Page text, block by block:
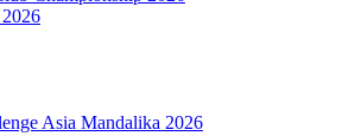
Asia Mandalika 2026